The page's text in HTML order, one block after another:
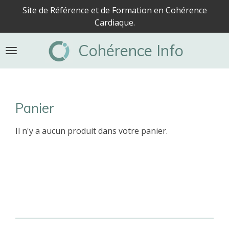
Passer
contenu
principal
Cohérence Info
Site de Référence et de Formation en Cohérence
Cardiaque.
Panier
Il n'y a aucun produit dans votre panier.